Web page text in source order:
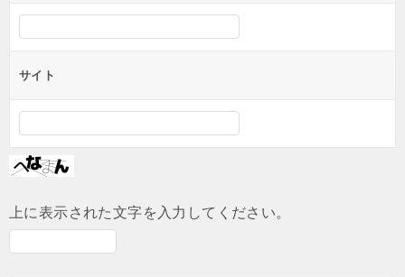
サイト
上に表示された文字を入力してください。